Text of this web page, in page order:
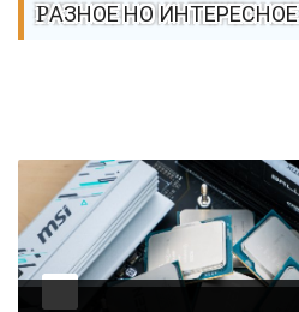
РАЗНОЕ НО ИНТЕРЕСНОЕ